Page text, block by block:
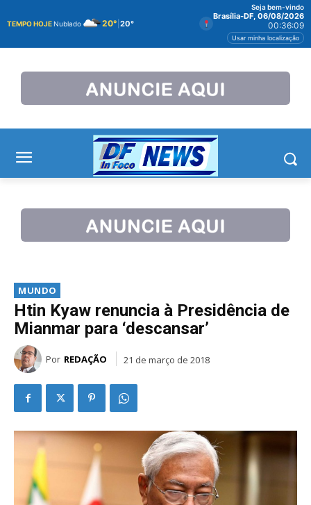
TEMPO HOJENublado 20° 20°
Seja bem-vindo
Brasília-DF, 06/08/2026
00:36:09
Usar minha localização
MUNDO
Htin Kyaw renuncia à Presidência de
Mianmar para ‘descansar’
Por REDAÇÃO 21 de março de 2018